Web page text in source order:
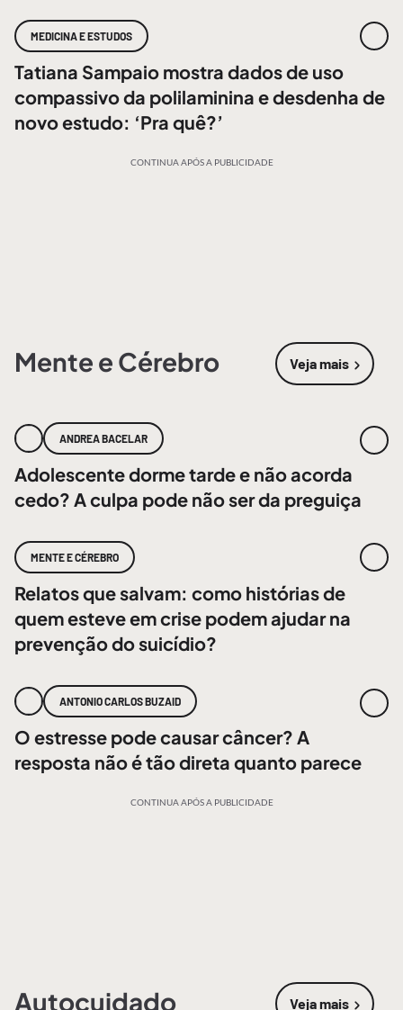
MEDICINA E ESTUDOS
Tatiana Sampaio mostra dados de uso
compassivo da polilaminina e desdenha de
novo estudo: ‘Pra quê?’
CONTINUA APÓS A PUBLICIDADE
Mente e Cérebro Veja mais
sobre
ANDREA BACELAR
Adolescente dorme tarde e não acorda
cedo? A culpa pode não ser da preguiça
MENTE E CÉREBRO
Relatos que salvam: como histórias de
quem esteve em crise podem ajudar na
prevenção do suicídio?
ANTONIO CARLOS BUZAID
O estresse pode causar câncer? A
resposta não é tão direta quanto parece
CONTINUA APÓS A PUBLICIDADE
Autocuidado Veja mais